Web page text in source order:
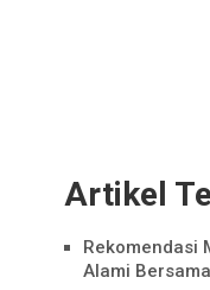
Artikel
Rekomendasi
Alami